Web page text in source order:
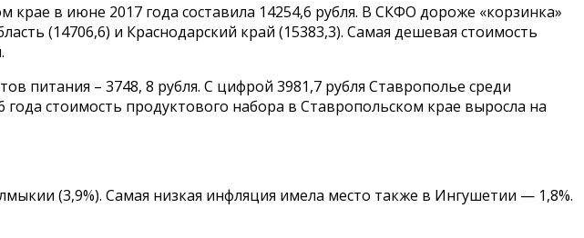
в июне 2017 года составила 14254,6 рубля. В СКФО дороже «корзинка»
(14706,6) и Краснодарский край (15383,3). Самая дешевая стоимость
питания – 3748, 8 рубля. С цифрой 3981,7 рубля Ставрополье среди
стоимость продуктового набора в Ставропольском крае выросла на
(3,9%). Самая низкая инфляция имела место также в Ингушетии — 1,8%.